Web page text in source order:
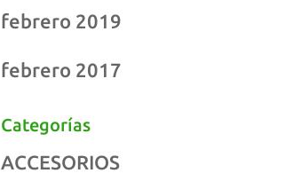
febrero 2019
febrero 2017
Categorías
ACCESORIOS